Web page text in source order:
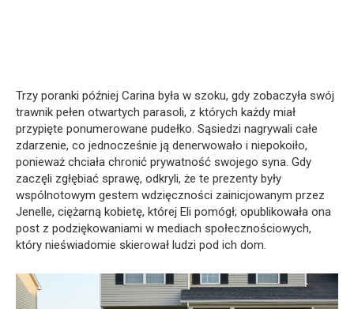
Trzy poranki później Carina była w szoku, gdy zobaczyła swój
trawnik pełen otwartych parasoli, z których każdy miał
przypięte ponumerowane pudełko. Sąsiedzi nagrywali całe
zdarzenie, co jednocześnie ją denerwowało i niepokoiło,
ponieważ chciała chronić prywatność swojego syna. Gdy
zaczęli zgłębiać sprawę, odkryli, że te prezenty były
wspólnotowym gestem wdzięczności zainicjowanym przez
Jenelle, ciężarną kobietę, której Eli pomógł; opublikowała ona
post z podziękowaniami w mediach społecznościowych,
który nieświadomie skierował ludzi pod ich dom.